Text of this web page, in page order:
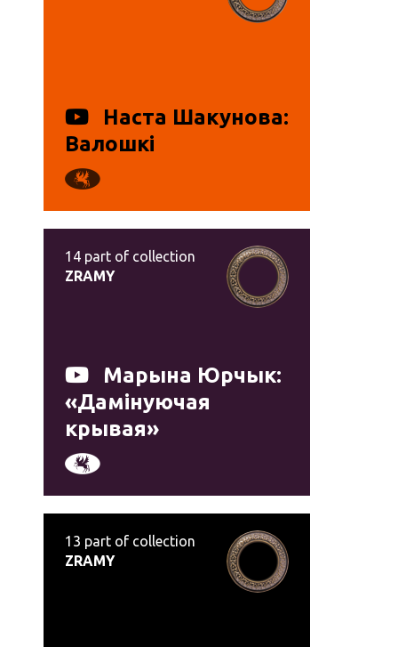
Наста Шакунова:
Валошкі
14 part of collection
ZRAMY
Марына Юрчык:
«Дамінуючая
крывая‎»
13 part of collection
ZRAMY